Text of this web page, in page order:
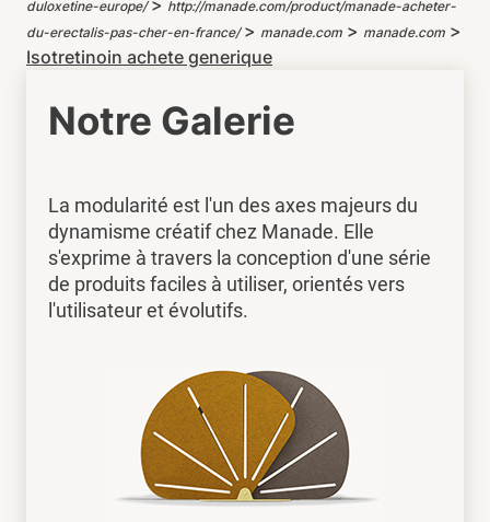
duloxetine-europe/> http://manade.com/product/manade-acheter-
du-erectalis-pas-cher-en-france/> manade.com > manade.com >
Isotretinoin achete generique
Notre Galerie
La modularité est l'un des axes majeurs du
dynamisme créatif chez Manade. Elle
s'exprime à travers la conception d'une série
de produits faciles à utiliser, orientés vers
l'utilisateur et évolutifs.